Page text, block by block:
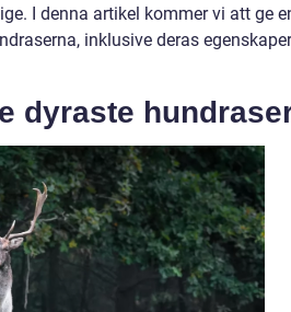
I denna artikel kommer vi att ge
inklusive deras
dyraste